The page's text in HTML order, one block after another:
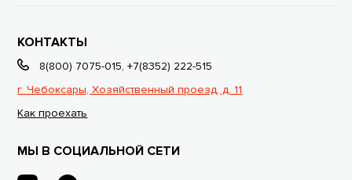
КОНТАКТЫ
8(800) 7075-015,+7(8352) 222-515
г. Чебоксары, Хозяйственный проезд, д. 11
Как проехать
МЫ В СОЦИАЛЬНОЙ СЕТИ